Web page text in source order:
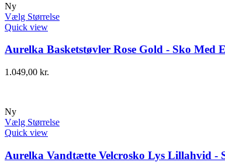
Ny
Vælg Størrelse
Quick view
Aurelka Basketstøvler Rose Gold - Sko Med
1.049,00 kr.
Ny
Vælg Størrelse
Quick view
Aurelka Vandtætte Velcrosko Lys Lillahvid -